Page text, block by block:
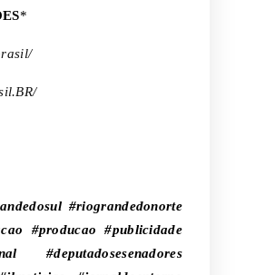
*
#riograndedonorte
#producao #publicidade